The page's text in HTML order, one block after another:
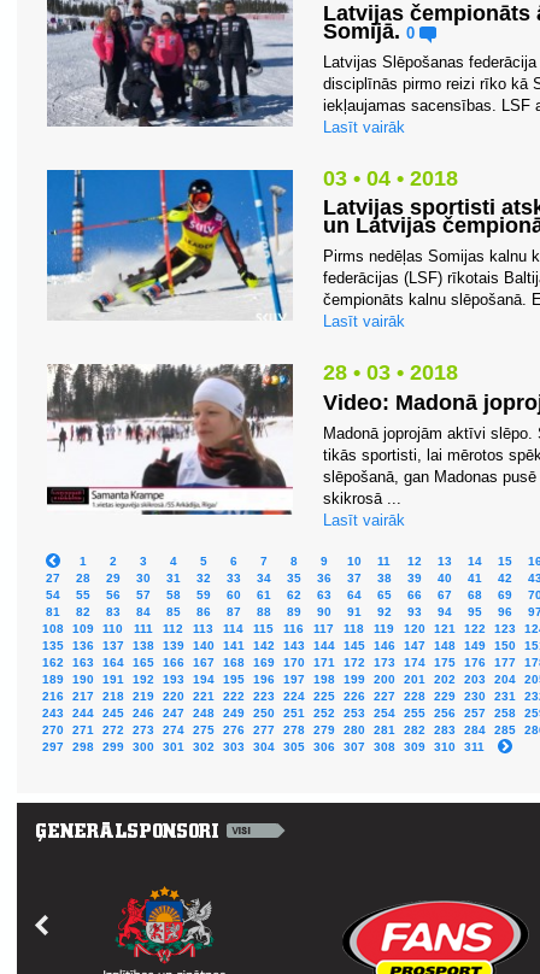
Latvijas čempionāts
Somijā. 0
Latvijas Slēpošanas
disciplīnās pirmo reizi rīko kā
iekļaujamas sacensības. LSF
Lasīt vairāk
03 • 04 • 2018
Latvijas sportisti
un Latvijas
Pirms nedēļas Somijas kalnu
federācijas (LSF) rīkotais
čempionāts kalnu slēpošanā.
Lasīt vairāk
28 • 03 • 2018
Video: Madonā
Madonā joprojām aktīvi
tikās sportisti, lai mērotos
slēpošanā, gan Madonas
skikrosā ...
Lasīt vairāk
1 2 3 4 5 6 7 8 9 10 11 12 13 14 15
27
28 29 30 31 32 33 34 35 36 37 38 39 40 41 42
54
55 56 57 58 59 60 61 62 63 64 65 66 67 68 69
81
82 83 84 85 86 87 88 89 90 91 92 93 94 95 96
108
109 110 111 112 113 114 115 116 117 118 119 120 121 122 123
135
136 137 138 139 140 141 142 143 144 145 146 147 148 149 150
162
163 164 165 166 167 168 169 170 171 172 173 174 175 176 177
189
190 191 192 193 194 195 196 197 198 199 200 201 202 203 204
216
217 218 219 220 221 222 223 224 225 226 227 228 229 230 231
243
244 245 246 247 248 249 250 251 252 253 254 255 256 257 258
270
271 272 273 274 275 276 277 278 279 280 281 282 283 284 285
297
298 299 300 301 302 303 304 305 306 307 308 309 310 311